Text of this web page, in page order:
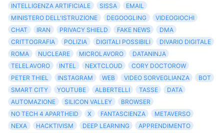
INTELLIGENZA ARTIFICIALE
SISSA
EMAIL
MINISTERO DELL'ISTRUZIONE
DEGOOGLING
VIDEOGIOCHI
CHAT
IRAN PRIVACY SHIELD FAKE NEWS
DMA
CRITTOGRAFIA
POLIZIA DIGITALI POSSIBILI
DIVARIO DIGITALE
ROMA
NUCLEARE MICROLAVORO
DATANINJA
TELELAVORO
INTEL NEXTCLOUD
CORY DOCTOROW
PETER THIEL
INSTAGRAM WEB VIDEO SORVEGLIANZA
BOT
SMART CITY
YOUTUBE ALBERTELLI TASSE
DATA
AUTOMAZIONE
SILICON VALLEY
BROWSER
NO TECH 4 APARTHEID
X FANTASCIENZA
METAVERSO
NEXA
HACKTIVISM DEEP LEARNING
APPRENDIMENTO